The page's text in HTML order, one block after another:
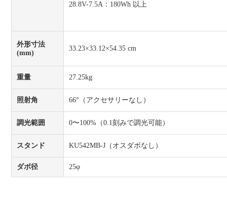
28.8V-7.5A：180Wh 以上
外形寸法
(mm)
33.23×33.12×54.35 cm
重量 27.25kg
照射角 66°（アクセサリーなし）
調光範囲 0〜100%（0.1刻みで調光可能）
スタンド KU542MB-J（オスダボなし）
ダボ径 25φ